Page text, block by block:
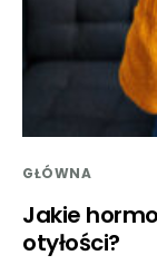
GŁÓWNA
Jakie
otyłości?